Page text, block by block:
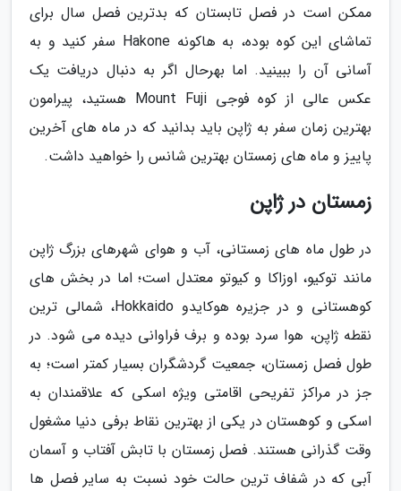
ممکن است در فصل تابستان که بدترین فصل سال برای
تماشای این کوه بوده، به هاکونه Hakone سفر کنید و به
آسانی آن را ببینید. اما بهرحال اگر به دنبال دریافت یک
عکس عالی از کوه فوجی Mount Fuji هستید، پیرامون
بهترین زمان سفر به ژاپن باید بدانید که در ماه های آخرین
پاییز و ماه های زمستان بهترین شانس را خواهید داشت.
زمستان در ژاپن
در طول ماه های زمستانی، آب و هوای شهرهای بزرگ ژاپن
مانند توکیو، اوزاکا و کیوتو معتدل است؛ اما در بخش های
کوهستانی و در جزیره هوکایدو Hokkaido، شمالی ترین
نقطه ژاپن، هوا سرد بوده و برف فراوانی دیده می شود. در
طول فصل زمستان، جمعیت گردشگران بسیار کمتر است؛ به
جز در مراکز تفریحی اقامتی ویژه اسکی که علاقمندان به
اسکی و کوهستان در یکی از بهترین نقاط برفی دنیا مشغول
وقت گذرانی هستند. فصل زمستان با تابش آفتاب و آسمان
آبی که در شفاف ترین حالت خود نسبت به سایر فصل ها